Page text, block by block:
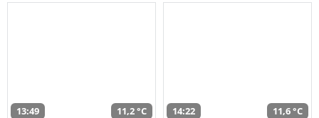
13:49 11,2 °C 14:22 11,6 °C